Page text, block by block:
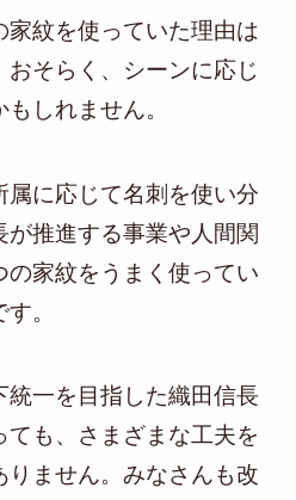
紋を使っていた理由は
そらく、シーンに応じ
しれません。
に応じて名刺を使い分
推進する事業や人間関
家紋をうまく使ってい
。
統一を目指した織田信長
も、さまざまな工夫を
ません。みなさんも改